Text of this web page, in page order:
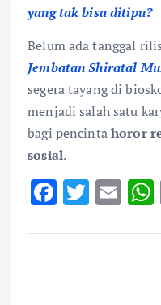
yang tak bisa ditipu?
Belum ada tanggal
Jembatan Shiratal
segera tayang di
menjadi salah satu
bagi pencintahoror
sosial.
F
e
T
it
E
ai